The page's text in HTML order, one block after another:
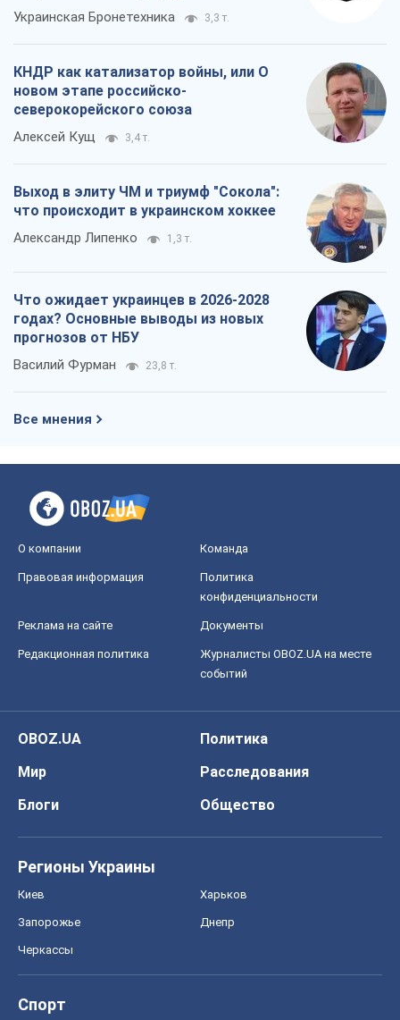
Украинская Бронетехника 3,3 т.
КНДР как катализатор войны, или О
новом этапе российско-
северокорейского союза
Алексей Кущ 3,4 т.
Выход в элиту ЧМ и триумф "Сокола":
что происходит в украинском хоккее
Александр Липенко 1,3 т.
Что ожидает украинцев в 2026-2028
годах? Основные выводы из новых
прогнозов от НБУ
Василий Фурман 23,8 т.
Все мнения
О компании Команда
Правовая информация
Политика
конфиденциальности
Реклама на сайте Документы
Редакционная политика
Журналисты OBOZ.UA на месте
событий
OBOZ.UA
Политика
Мир
Расследования
Блоги
Общество
Регионы Украины
Киев Харьков
Запорожье Днепр
Черкассы
Спорт